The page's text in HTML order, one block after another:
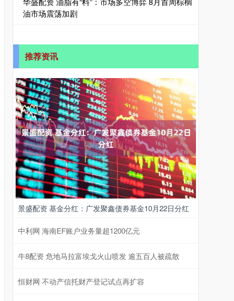
油市场震荡加剧
推荐资讯
景盛配资 基金分红：广发聚鑫债券基金10月22日分红
中利网 海南EF账户业务量超1200亿元
牛8配资 危地马拉富埃戈火山喷发 逾五百人被疏散
恒财网 不动产信托财产登记试点再扩容